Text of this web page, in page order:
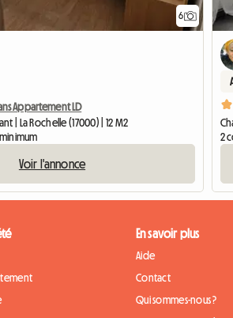
6
Appartement LD
| La Rochelle (17000) | 12 M2
Voir l'annonce
2
En savoir plus
Aide
Contact
Qui sommes-nous ?